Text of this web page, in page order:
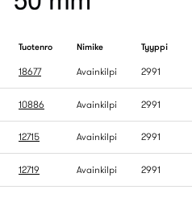
Tuotenro Nimike Tyyppi
18677 Avainkilpi 2991
10886 Avainkilpi 2991
12715 Avainkilpi 2991
12719 Avainkilpi 2991